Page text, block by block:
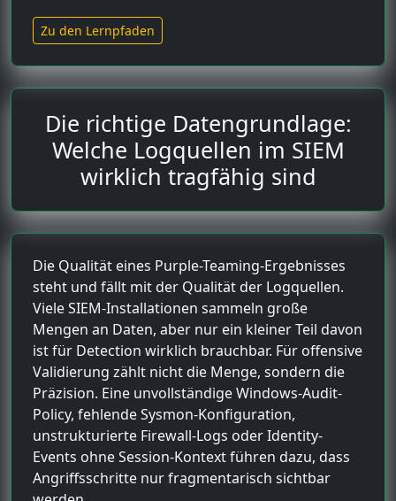
Zu den Lernpfaden
Die richtige Datengrundlage:
Welche Logquellen im SIEM
wirklich tragfähig sind
Die Qualität eines Purple-Teaming-Ergebnisses
steht und fällt mit der Qualität der Logquellen.
Viele SIEM-Installationen sammeln große
Mengen an Daten, aber nur ein kleiner Teil davon
ist für Detection wirklich brauchbar. Für offensive
Validierung zählt nicht die Menge, sondern die
Präzision. Eine unvollständige Windows-Audit-
Policy, fehlende Sysmon-Konfiguration,
unstrukturierte Firewall-Logs oder Identity-
Events ohne Session-Kontext führen dazu, dass
Angriffsschritte nur fragmentarisch sichtbar